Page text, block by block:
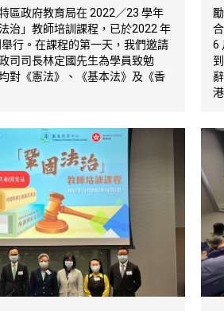
區政府教育局在 2022／23 學年
治」教師培訓課程，已於2022 年
行。在課程的第一天，我們邀請
司司長林定國先生為學員致勉
對《憲法》、《基本法》及《香
6